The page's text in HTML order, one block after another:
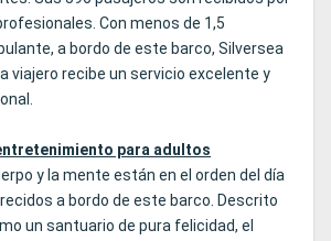
Con menos de 1,5
a bordo de este barco, Silversea
viajero recibe un servicio excelente y
para adultos
y la mente están en el orden del día
a bordo de este barco. Descrito
un santuario de pura felicidad, el